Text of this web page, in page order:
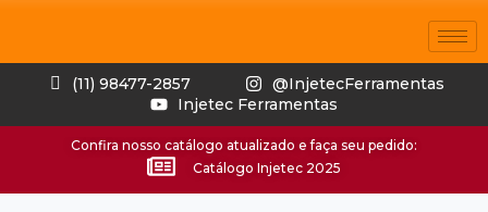
(11) 98477-2857
@InjetecFerramentas
Injetec Ferramentas
Confira nosso catálogo atualizado e faça seu pedido:
Catálogo Injetec 2025